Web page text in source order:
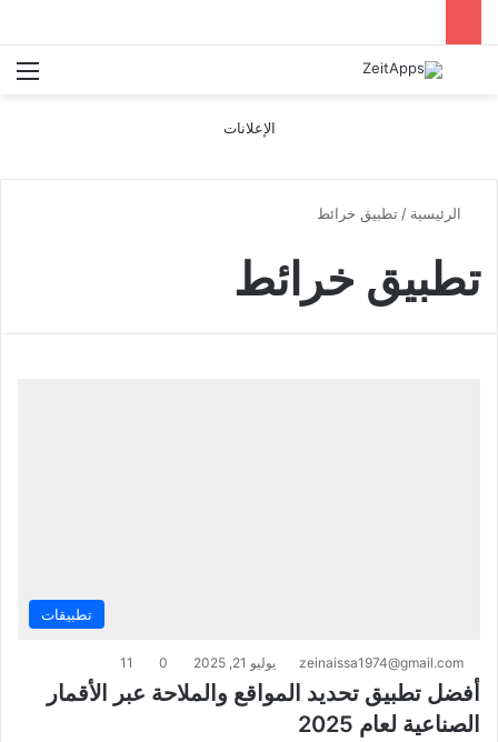
بحث عن
الإعلانات
الرئيسية / تطبيق خرائط
تطبيق خرائط
تطبيقات
zeinaissa1974@gmail.com يوليو 21, 2025 0
11
أفضل تطبيق تحديد المواقع والملاحة عبر الأقمار
الصناعية لعام 2025